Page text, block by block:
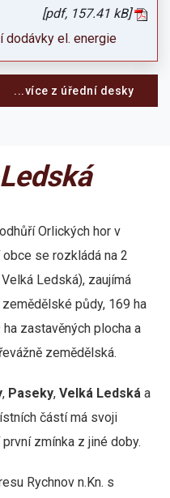
[pdf, 157.41 kB]
dodávky el. energie
...více z úřední desky
Orlických hor v
se rozkládá na 2
Ledská), zaujímá
půdy, 169 ha
zastavěných plocha a
zemědělská.
, Paseky, Velká Ledská a
částí má svoji
zmínka z jiné doby.
Rychnov n.Kn. s